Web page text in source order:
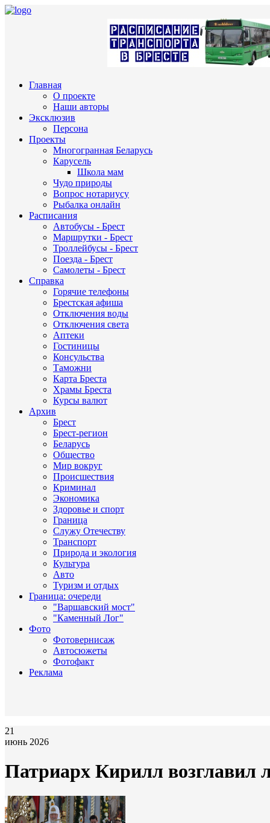
Главная
О проекте
Наши авторы
Эксклюзив
Персона
Проекты
Многогранная Беларусь
Карусель
Школа мам
Чудо природы
Вопрос нотариусу
Рыбалка онлайн
Расписания
Автобусы - Брест
Маршрутки - Брест
Троллейбусы - Брест
Поезда - Брест
Самолеты - Брест
Справка
Горячие телефоны
Брестская афиша
Отключения воды
Отключения света
Аптеки
Гостиницы
Консульства
Таможни
Карта Бреста
Храмы Бреста
Курсы валют
Архив
Брест
Брест-регион
Беларусь
Общество
Мир вокруг
Происшествия
Криминал
Экономика
Здоровье и спорт
Граница
Служу Отечеству
Транспорт
Природа и экология
Культура
Авто
Туризм и отдых
Граница: очереди
"Варшавский мост"
"Каменный Лог"
Фото
Фотовернисаж
Автосюжеты
Фотофакт
Реклама
21
июнь 2026
Патриарх Кирилл возглавил